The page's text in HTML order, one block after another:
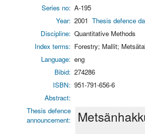
Series no: A-195
Year: 2001 Thesis defence
Discipline: Quantitative Methods
Index terms: Forestry; Mallit;
Language: eng
Bibid: 274286
ISBN: 951-791-656-6
Abstract:
Thesis defence
announcement: